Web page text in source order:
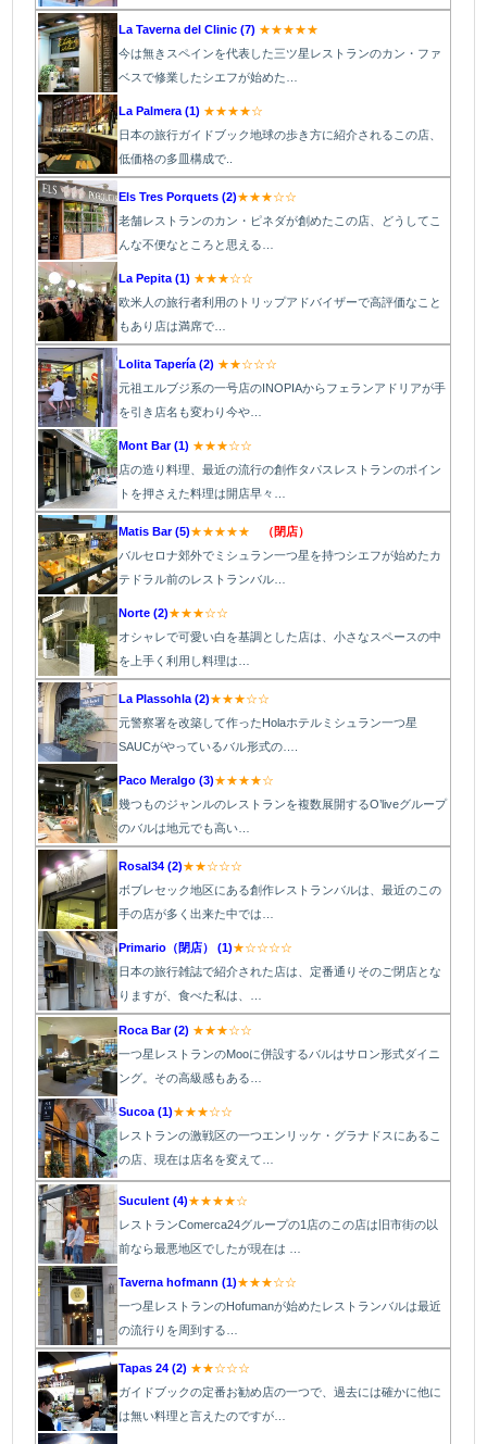
La Taverna del Clinic (7) ★★★★★
今は無きスペインを代表した三ツ星レストランのカン・ファ
ベスで修業したシエフが始めた…
La Palmera (1) ★★★★☆
日本の旅行ガイドブック地球の歩き方に紹介されるこの店、
低価格の多皿構成で..
Els Tres Porquets (2)★★★☆☆
老舗レストランのカン・ピネダが創めたこの店、どうしてこ
んな不便なところと思える…
La Pepita (1) ★★★☆☆
欧米人の旅行者利用のトリップアドバイザーで高評価なこと
もあり店は満席で…
Lolita Tapería (2) ★★☆☆☆
元祖エルブジ系の一号店のINOPIAからフェランアドリアが手
を引き店名も変わり今や…
Mont Bar (1) ★★★☆☆
店の造り料理、最近の流行の創作タパスレストランのポイン
トを押さえた料理は開店早々…
Matis Bar (5)★★★★★
（閉店）
バルセロナ郊外でミシュラン一つ星を持つシエフが始めたカ
テドラル前のレストランバル…
Norte (2)★★★☆☆
オシャレで可愛い白を基調とした店は、小さなスペースの中
を上手く利用し料理は…
La Plassohla (2)★★★☆☆
元警察署を改築して作ったHolaホテルミシュラン一つ星
SAUCがやっているバル形式の….
Paco Meralgo (3)★★★★☆
幾つものジャンルのレストランを複数展開するO’liveグループ
のバルは地元でも高い…
Rosal34 (2)★★☆☆☆
ボブレセック地区にある創作レストランバルは、最近のこの
手の店が多く出来た中では…
Primario（閉店） (1)★☆☆☆☆
日本の旅行雑誌で紹介された店は、定番通りそのご閉店とな
りますが、食べた私は、…
Roca Bar (2) ★★★☆☆
一つ星レストランのMooに併設するバルはサロン形式ダイニ
ング。その高級感もある…
Sucoa (1)★★★☆☆
レストランの激戦区の一つエンリッケ・グラナドスにあるこ
の店、現在は店名を変えて…
Suculent (4)★★★★☆
レストランComerca24グループの1店のこの店は旧市街の以
前なら最悪地区でしたが現在は …
Taverna hofmann (1)★★★☆☆
一つ星レストランのHofumanが始めたレストランバルは最近
の流行りを周到する…
Tapas 24 (2) ★★☆☆☆
ガイドブックの定番お勧め店の一つで、過去には確かに他に
は無い料理と言えたのですが…